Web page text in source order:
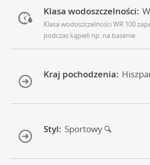
Klasa wodoszczelności:
Klasa wodoszczelności WR 100
podczas kąpieli np. na basenie.
Kraj pochodzenia:
Styl: Sportowy